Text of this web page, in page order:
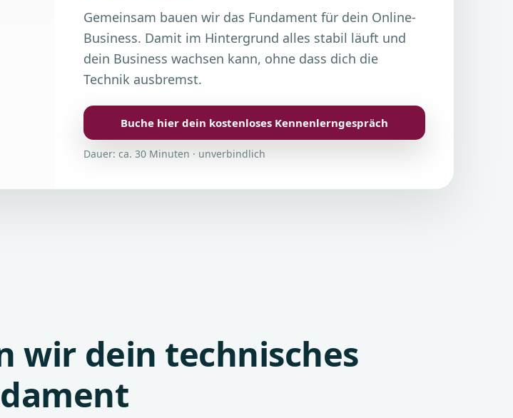
Gemeinsam bauen wir das Fundament für dein Online-
Business. Damit im Hintergrund alles stabil läuft und
dein Business wachsen kann, ohne dass dich die
Technik ausbremst.
Buche hier dein kostenloses Kennenlerngespräch
Dauer: ca. 30 Minuten · unverbindlich
wir dein technisches